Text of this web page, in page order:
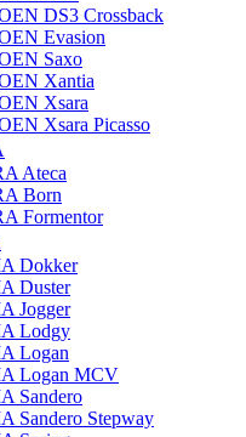
DS3 Crossback
Evasion
Saxo
Xantia
Xsara
Xsara Picasso
Ateca
Born
Formentor
Dokker
Duster
Jogger
Lodgy
Logan
Logan MCV
Sandero
Sandero Stepway